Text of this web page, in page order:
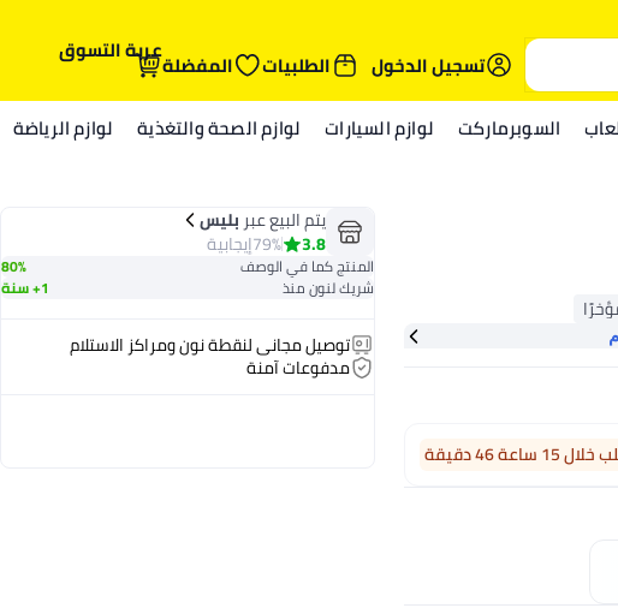
تسجيل الدخول
الطلبيات المفضلةعربة التسوق
السوبرماركت لوازم السيارات لوازم الصحة والتغذية لوازم الرياضة
15 ساعة 46 دقيقة
يتم البيع عبر بليس
3.8
79%إيجابية
المنتج كما في الوصف 80%
شريك لنون منذ 1+ سنة
توصيل مجاني لنقطة نون ومراكز الاستلام
مدفوعات آمنة